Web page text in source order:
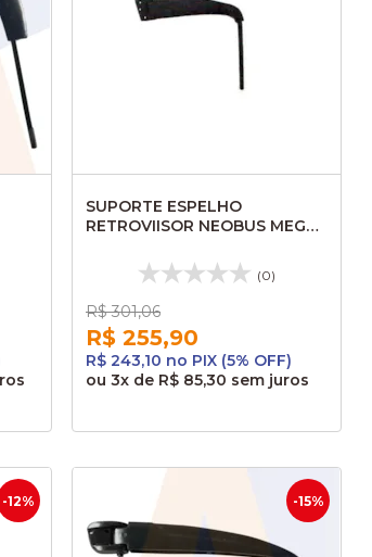
SUPORTE ESPELHO
RETROVIISOR NEOBUS MEGA
(0)
R$ 301,06
R$ 255,90
R$ 243,10 no PIX (5% OFF)
ou 3x de R$ 85,30 sem juros
-12% -15%